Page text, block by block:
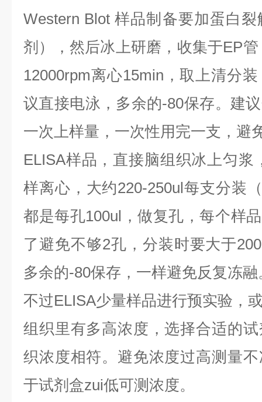
Western Blot 样品制备要加蛋白
剂），然后冰上研磨，收集于EP
12000rpm离心15min，取上清分
议直接电泳，多余的-80保存。建
一次上样量，一次性用完一支，避
ELISA样品，直接脑组织冰上匀浆
样离心，大约220-250ul每支分装
都是每孔100ul，做复孔，每个样
了避免不够2孔，分装时要大于
多余的-80保存，一样避免反复冻融
不过ELISA少量样品进行预实验，
组织里有多高浓度，选择合适的
织浓度相符。避免浓度过高测量
于试剂盒zui低可测浓度。